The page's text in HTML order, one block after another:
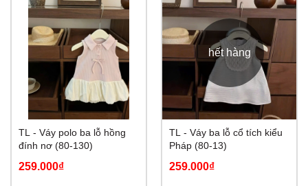
TL - Váy polo ba lỗ hồng
đính nơ (80-130)
259.000₫
hết hàng
TL - Váy ba lỗ cổ tích kiểu
Pháp (80-13)
259.000₫